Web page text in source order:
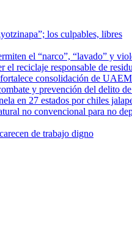
los culpables, libres
el “narco”, “lavado” y
reciclaje responsable de
consolidación de
y prevención del delito
en 27 estados por chiles
no convencional para no
de trabajo digno